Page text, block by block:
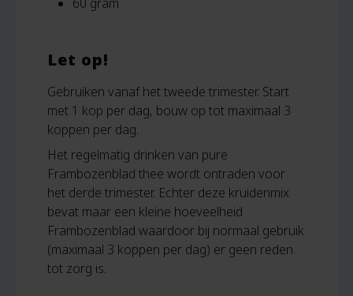
Let op!
Gebruiken vanaf het tweede trimester. Start
met 1 kop per dag, bouw op tot maximaal 3
koppen per dag.
Het regelmatig drinken van pure
Frambozenblad thee wordt ontraden voor
het derde trimester. Echter deze kruidenmix
bevat maar een kleine hoeveelheid
Frambozenblad waardoor bij normaal gebruik
(maximaal 3 koppen per dag) er geen reden
tot zorg is.